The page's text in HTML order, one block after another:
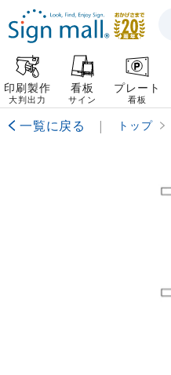
印刷製作
大判出力
看板
サイン
プレート
看板
一覧に戻る | トップ